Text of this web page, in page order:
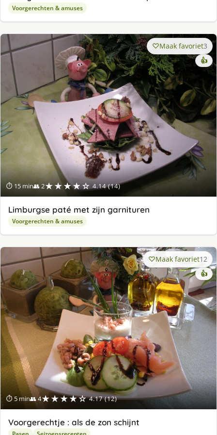
Voorgerechten & amuses
⏱ 15 min👥 2★★★★☆ 4.14 (14)
Maak favoriet3
👍
Limburgse paté met zijn garnituren
Voorgerechten & amuses
⏱ 5 min👥 4★★★★☆ 4.17 (12)
Maak favoriet12
👍
Voorgerechtje : als de zon schijnt